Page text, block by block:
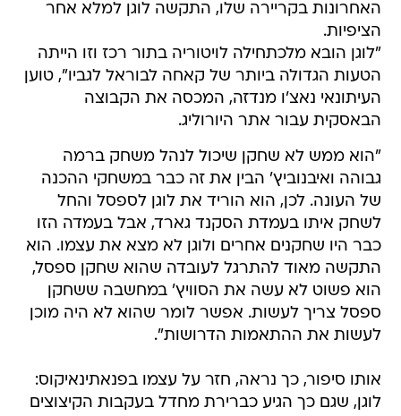
האחרונות בקריירה שלו, התקשה לוגן למלא אחר
הציפיות.
"לוגן הובא מלכתחילה לויטוריה בתור רכז וזו הייתה
הטעות הגדולה ביותר של קאחה לבוראל לגביו", טוען
העיתונאי נאצ'ו מנדזה, המכסה את הקבוצה
הבאסקית עבור אתר היורוליג.
"הוא ממש לא שחקן שיכול לנהל משחק ברמה
גבוהה ואיבנוביץ' הבין את זה כבר במשחקי ההכנה
של העונה. לכן, הוא הוריד את לוגן לספסל והחל
לשחק איתו בעמדת הסקנד גארד, אבל בעמדה הזו
כבר היו שחקנים אחרים ולוגן לא מצא את עצמו. הוא
התקשה מאוד להתרגל לעובדה שהוא שחקן ספסל,
הוא פשוט לא עשה את הסוויץ' במחשבה ששחקן
ספסל צריך לעשות. אפשר לומר שהוא לא היה מוכן
לעשות את ההתאמות הדרושות".
אותו סיפור, כך נראה, חזר על עצמו בפנאתינאיקוס:
לוגן, שגם כך הגיע כברירת מחדל בעקבות הקיצוצים